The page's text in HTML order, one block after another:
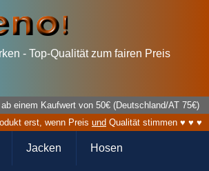
- Top-Qualität zum fairen Preis
einem Kaufwert von 50€ (Deutschland/AT 75€)
erst, wenn Preis und Qualität stimmen ♥ ♥ ♥
Jacken Hosen